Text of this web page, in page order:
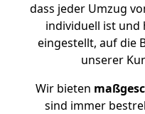
dass jeder Umzug
individuell ist und
eingestellt, auf die
unserer
Wir bieten
sind immer